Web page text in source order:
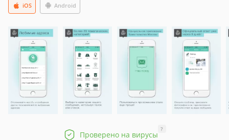
Android
iOS
Проверено на вирусы
?